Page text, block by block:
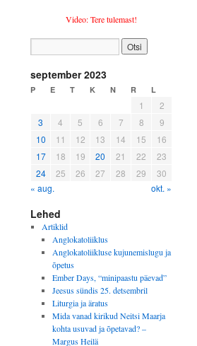
Video: Tere tulemast!
september 2023
P E T K N R L
1
2
3
4 5 6 7 8
9
10
11 12 13 14 15
16
17
18 19 20 21 22
23
24
25 26 27 28 29
30
« aug.
okt. »
Lehed
Artiklid
Anglokatoliiklus
Anglokatoliikluse kujunemislugu ja
õpetus
Ember Days, “minipaastu päevad”
Jeesus sündis 25. detsembril
Liturgia ja äratus
Mida vanad kirikud Neitsi Maarja
kohta usuvad ja õpetavad? –
Margus Heilä